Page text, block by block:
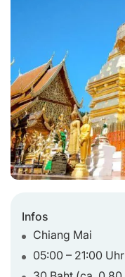
Infos
Chiang Mai
05:00 – 21:00 Uhr